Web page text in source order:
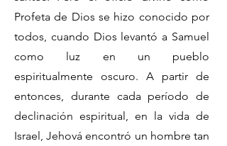
Profeta de Dios se hizo conocido por
todos, cuando Dios levantó a Samuel
como luz en un pueblo
espiritualmente oscuro. A partir de
entonces, durante cada período de
declinación espiritual, en la vida de
Israel, Jehová encontró un hombre tan